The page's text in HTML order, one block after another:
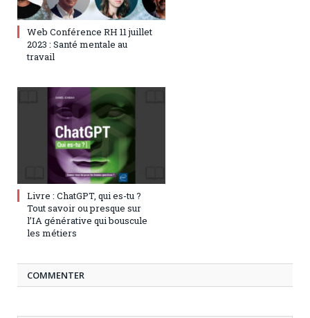
5 juillet 2023 0
Web Conférence RH 11 juillet
2023 : Santé mentale au
travail
3 juillet 2023 0
Livre : ChatGPT, qui es-tu ?
Tout savoir ou presque sur
l’IA générative qui bouscule
les métiers
COMMENTER